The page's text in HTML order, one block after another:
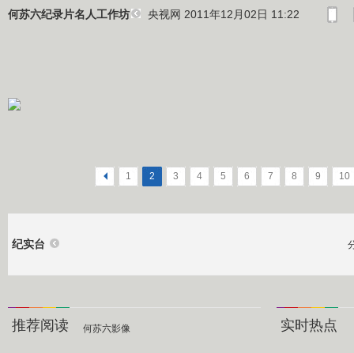
何苏六纪录片名人工作坊 央视网 2011年12月02日 11:22
< 1 2 3 4 5 6 7 8 9 10
纪实台
推荐阅读 何苏六影像 实时热点